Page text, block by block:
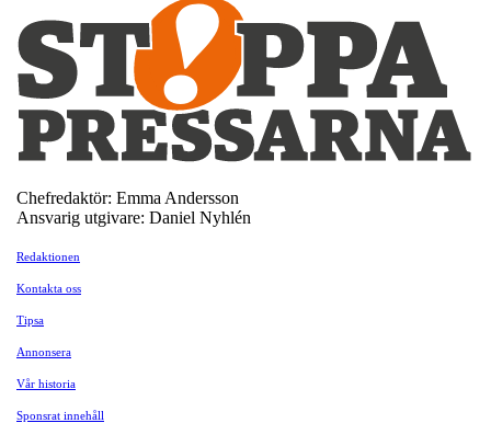
Chefredaktör: Emma Andersson
Ansvarig utgivare: Daniel Nyhlén
Redaktionen
Kontakta oss
Tipsa
Annonsera
Vår historia
Sponsrat innehåll